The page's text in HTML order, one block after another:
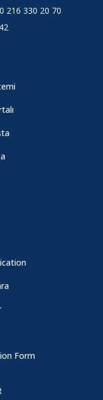
216 330 20 70
Form